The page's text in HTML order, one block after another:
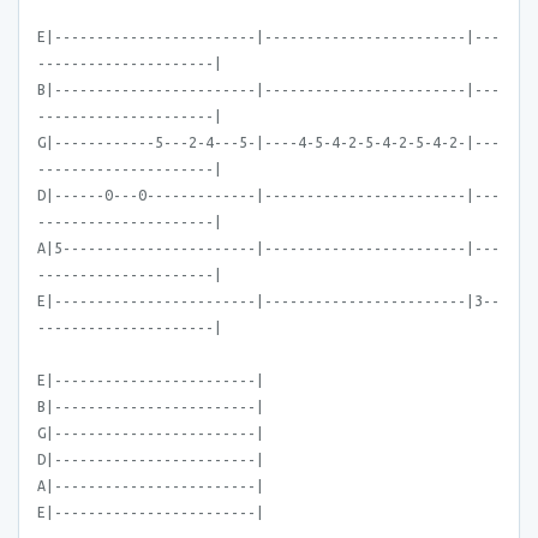
E|------------------------|------------------------|---
---------------------|
B|------------------------|------------------------|---
---------------------|
G|------------5---2-4---5-|----4-5-4-2-5-4-2-5-4-2-|---
---------------------|
D|------0---0-------------|------------------------|---
---------------------|
A|5-----------------------|------------------------|---
---------------------|
E|------------------------|------------------------|3--
---------------------|
E|------------------------|
B|------------------------|
G|------------------------|
D|------------------------|
A|------------------------|
E|------------------------|